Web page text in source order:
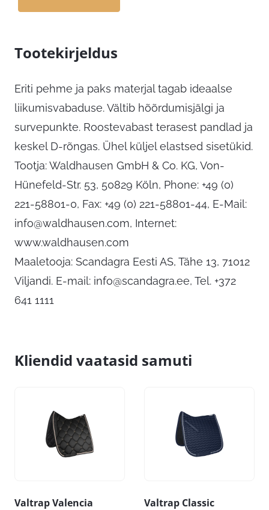
Tootekirjeldus
Eriti pehme ja paks materjal tagab ideaalse
liikumisvabaduse. Vältib hõõrdumisjälgi ja
survepunkte. Roostevabast terasest pandlad ja
keskel D-rõngas. Ühel küljel elastsed sisetükid.
Tootja: Waldhausen GmbH & Co. KG, Von-
Hünefeld-Str. 53, 50829 Köln, Phone: +49 (0)
221-58801-0, Fax: +49 (0) 221-58801-44, E-Mail:
info@waldhausen.com, Internet:
www.waldhausen.com
Maaletooja: Scandagra Eesti AS, Tähe 13, 71012
Viljandi. E-mail: info@scandagra.ee, Tel. +372
641 1111
Kliendid vaatasid samuti
Valtrap Valencia Valtrap Classic